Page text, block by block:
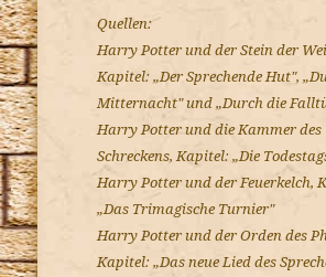
Quellen:
Harry Potter und der Stein der
Kapitel: „Der Sprechende Hut",
Mitternacht" und „Durch die
Harry Potter und die Kammer des
Schreckens, Kapitel: „Die
Harry Potter und der Feuerkelch,
„Das Trimagische Turnier"
Harry Potter und der Orden des
Kapitel: „Das neue Lied des